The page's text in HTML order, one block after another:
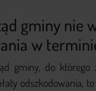
gminy nie
w
gminy, do którego
odszkodowania,